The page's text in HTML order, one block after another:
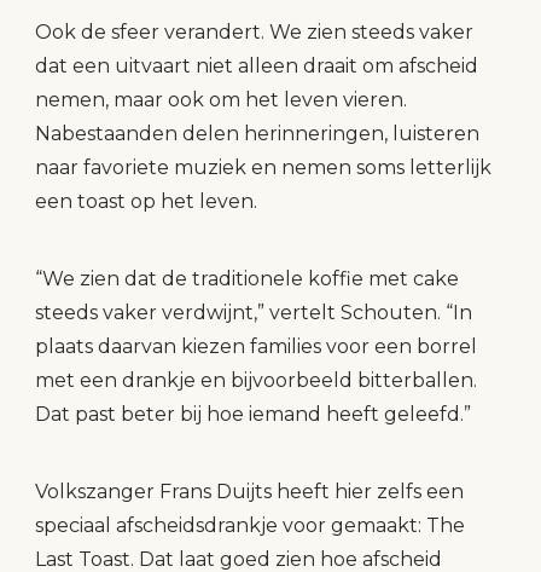
Ook de sfeer verandert. We zien steeds vaker
dat een uitvaart niet alleen draait om afscheid
nemen, maar ook om het leven vieren.
Nabestaanden delen herinneringen, luisteren
naar favoriete muziek en nemen soms letterlijk
een toast op het leven.
“We zien dat de traditionele koffie met cake
steeds vaker verdwijnt,” vertelt Schouten. “In
plaats daarvan kiezen families voor een borrel
met een drankje en bijvoorbeeld bitterballen.
Dat past beter bij hoe iemand heeft geleefd.”
Volkszanger Frans Duijts heeft hier zelfs een
speciaal afscheidsdrankje voor gemaakt: The
Last Toast. Dat laat goed zien hoe afscheid